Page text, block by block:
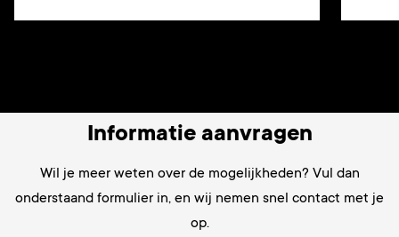
Informatie aanvragen
Wil je meer weten over de mogelijkheden? Vul dan
onderstaand formulier in, en wij nemen snel contact met je
op.